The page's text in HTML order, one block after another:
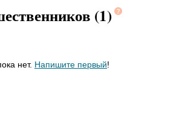
(1)
нет. Напишите первый!